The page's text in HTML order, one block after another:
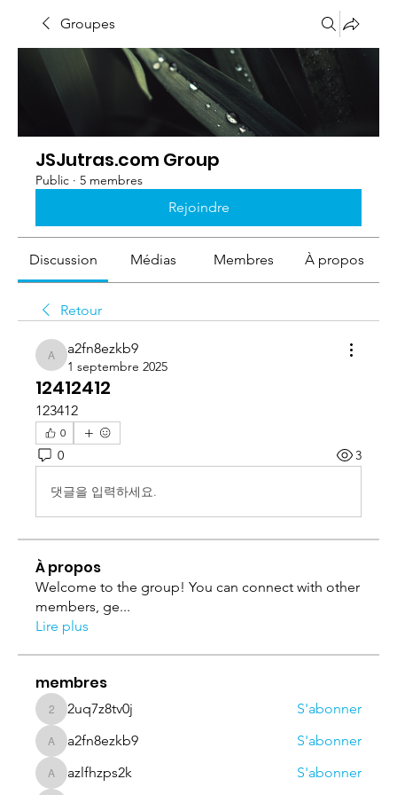
Groupes
JSJutras.com Group
Public · 5 membres
Rejoindre
Discussion Médias Membres À propos
Retour
a2fn8ezkb9
a2fn8ezkb9
1 septembre 2025
12412412
123412
0
0 3
댓글을 입력하세요.
À propos
Welcome to the group! You can connect with other
members, ge...
Lire plus
membres
2uq7z8tv0j
2uq7z8tv0j S'abonner
a2fn8ezkb9
a2fn8ezkb9 S'abonner
azlfhzps2k
azlfhzps2k S'abonner